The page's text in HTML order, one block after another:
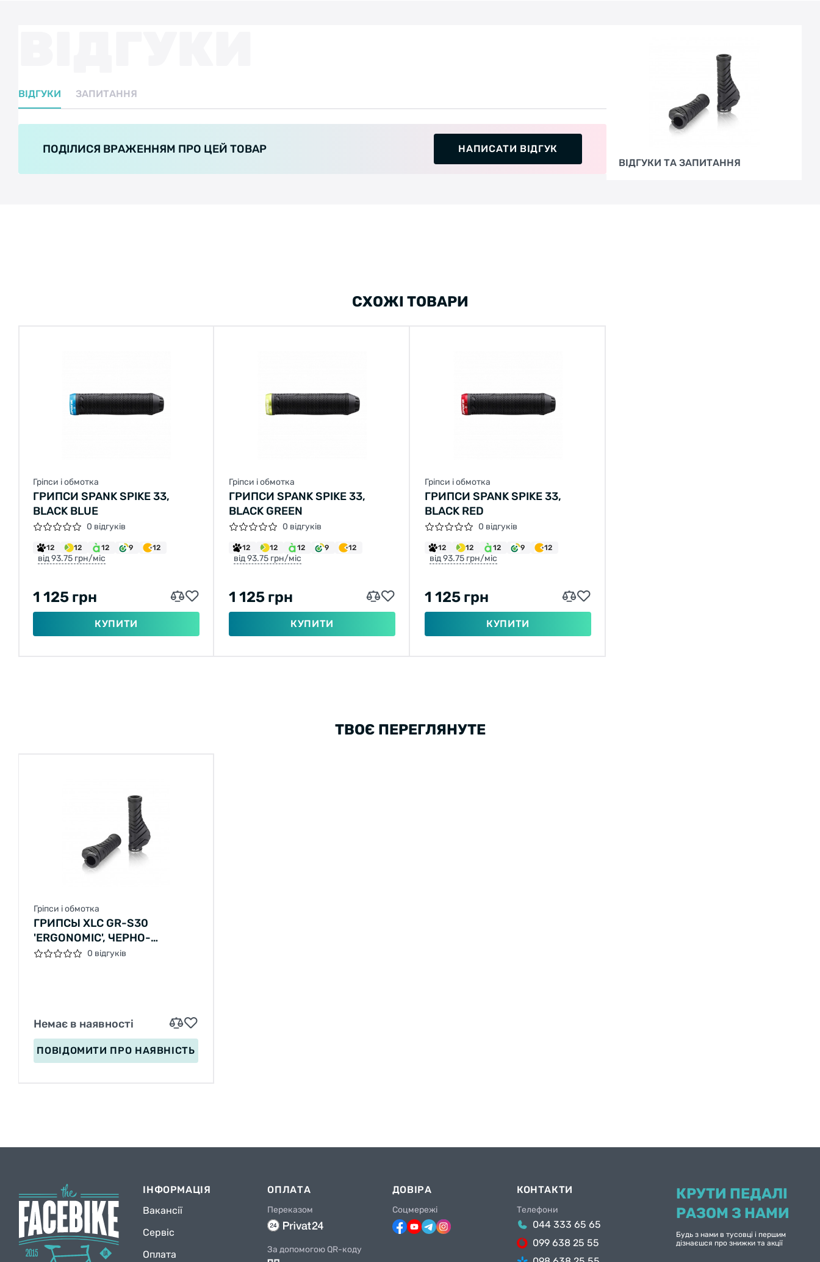
ВІДГУКИ ЗАПИТАННЯ
ПОДІЛИСЯ ВРАЖЕННЯМ ПРО ЦЕЙ ТОВАР
НАПИСАТИ ВІДГУК
ВІДГУКИ ТА ЗАПИТАННЯ
СХОЖІ ТОВАРИ
Гріпси і обмотка
ГРИПСИ SPANK SPIKE 33,
BLACK BLUE
0 відгуків
12 12 12 9 12
від 93.75 грн/міс
1 125 грн
КУПИТИ
Гріпси і обмотка
ГРИПСИ SPANK SPIKE 33,
BLACK GREEN
0 відгуків
12 12 12 9 12
від 93.75 грн/міс
1 125 грн
КУПИТИ
Гріпси і обмотка
ГРИПСИ SPANK SPIKE 33,
BLACK RED
0 відгуків
12 12 12 9 12
від 93.75 грн/міс
1 125 грн
КУПИТИ
ТВОЄ ПЕРЕГЛЯНУТЕ
Гріпси і обмотка
ГРИПСЫ XLC GR-S30
'ERGONOMIC', ЧЕРНО-
ЧЕРНЫЕ, 130ММ.
0 відгуків
Немає в наявності
ПОВІДОМИТИ ПРО НАЯВНІСТЬ
ІНФОРМАЦІЯ
Вакансії
Сервіс
Оплата
ОПЛАТА
Переказом
За допомогою QR-коду
ДОВІРА
Соцмережі
КОНТАКТИ
Телефони
044 333 65 65
099 638 25 55
КРУТИ ПЕДАЛІ
РАЗОМ З НАМИ
Будь з нами в тусовці і першим
дізнаєшся про знижки та акції